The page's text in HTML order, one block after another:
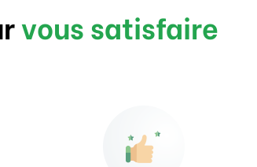
vous satisfaire